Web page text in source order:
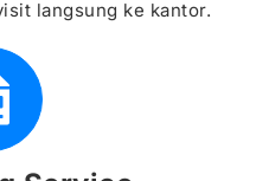
langsung ke kantor.